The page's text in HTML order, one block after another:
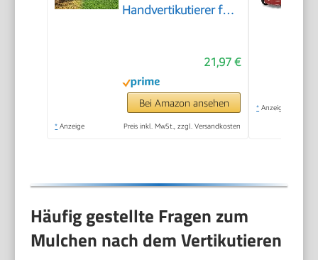
Handvertikutierer für
und Hof, 38cm breiter
Schneidrechen zur
Entfernung von
Rasenfilz, Moos und
21,97 €
Bei Amazon ansehen
* Anzeige Preis inkl. MwSt., zzgl. Versandkosten
* Anzeige
Häufig gestellte Fragen zum
Mulchen nach dem Vertikutieren